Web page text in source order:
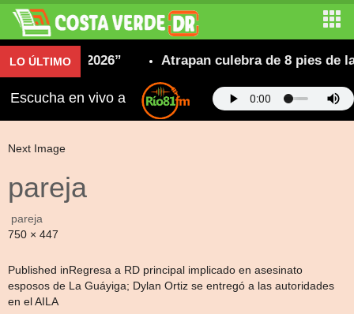
LO ÚLTIMO
Sancarleño 2026” Atrapan culebra de 8 pies de
Escucha en vivo a
Next Image
pareja
pareja
Full
750 × 447
Navegación
de
Published inRegresa a RD principal implicado en asesinato
esposos de La Guáyiga; Dylan Ortiz se entregó a las autoridades
en el AILA